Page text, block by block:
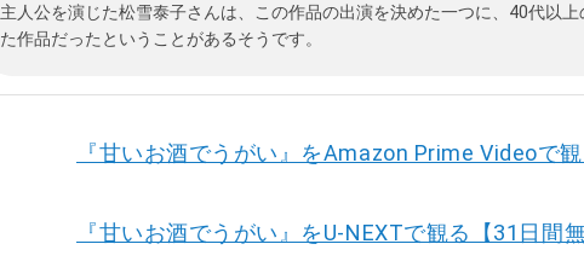
主人公を演じた松雪泰子さんは、この作品の出演を決めた一つに、40代以
た作品だったということがあるそうです。
『甘いお酒でうがい』をAmazon Prime Videoで
『甘いお酒でうがい』をU-NEXTで観る【31日間無